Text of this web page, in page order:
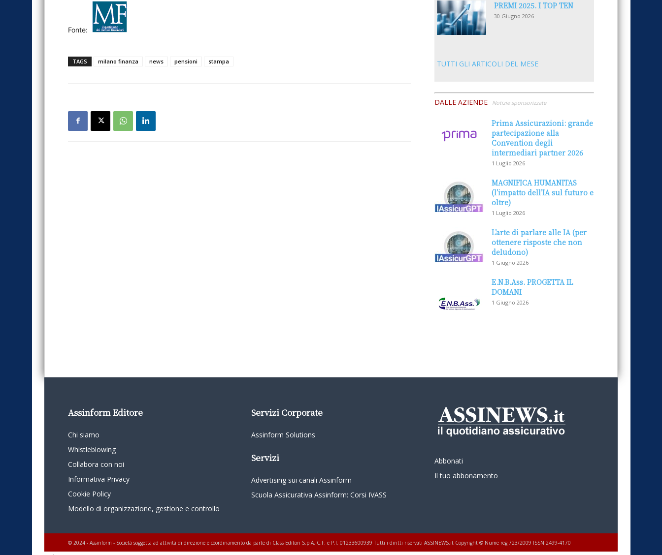
Fonte:
TAGS milano finanza news pensioni stampa
PREMI 2025. I TOP TEN
30 Giugno 2026
TUTTI GLI ARTICOLI DEL MESE
DALLE AZIENDE Notizie sponsorizzate
Prima Assicurazioni: grande
partecipazione alla
Convention degli
intermediari partner 2026
1 Luglio 2026
MAGNIFICA HUMANITAS
(l’impatto dell’IA sul futuro e
oltre)
1 Luglio 2026
L’arte di parlare alle IA (per
ottenere risposte che non
deludono)
1 Giugno 2026
E.N.B.Ass. PROGETTA IL
DOMANI
1 Giugno 2026
Assinform Editore
Chi siamo
Whistleblowing
Collabora con noi
Informativa Privacy
Cookie Policy
Modello di organizzazione, gestione e controllo
Servizi Corporate
Assinform Solutions
Servizi
Advertising sui canali Assinform
Scuola Assicurativa Assinform: Corsi IVASS
Abbonati
Il tuo abbonamento
© 2024 - Assinform - Società soggetta ad attività di direzione e coordinamento da parte di Class Editori S.p.A. C.F. e P.I. 01233600939 Tutti i diritti riservati ASSINEWS.it Copyright © Nume reg 723/2009 ISSN 2499-4170